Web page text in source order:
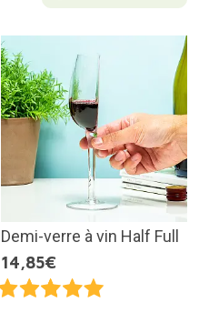
Demi-verre à vin Half Full
14,85€